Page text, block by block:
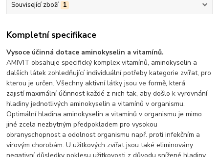
Související zboží 1
Kompletní specifikace
Vysoce účinná dotace aminokyselin a vitamínů.
AMIVIT obsahuje specifický komplex vitamínů, aminokyselin a
dalších látek zohledňující individuální potřeby kategorie zvířat, pro
kterou je určen. Všechny aktivní látky jsou ve formě, která
zajistí maximální účinnost každé z nich tak, aby došlo k vyrovnání
hladiny jednotlivých aminokyselin a vitamínů v organismu.
Optimální hladina aminokyselin a vitamínů v organismu je mimo
jiné zcela nezbytným předpokladem pro vysokou
obranyschopnost a odolnost organismu např. proti infekčním a
virovým chorobám. U užitkových zvířat jsou také eliminovány